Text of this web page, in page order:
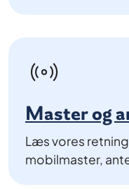
Master og
Læs vores
mobilmaster,